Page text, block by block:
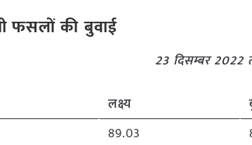
फसलों की बुवाई
23 दिसम्बर
लक्ष्य
89.03